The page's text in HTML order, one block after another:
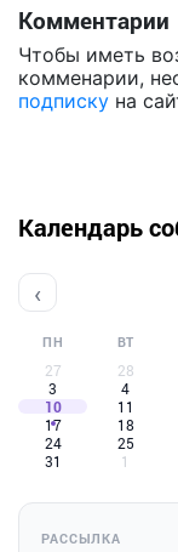
Комментарии
Чтобы иметь
комменарии,
подписку на
Календарь
‹
ПН ВТ
27 28
3
4
10
11
17
18
24
25
31
1
РАССЫЛКА